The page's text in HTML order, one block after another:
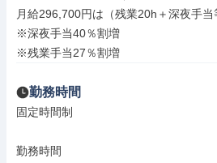
月給296,700円は（残業20h＋深夜手当
※深夜手当40％割増
※残業手当27％割増
勤務時間
固定時間制
勤務時間